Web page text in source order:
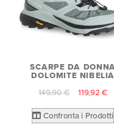
SCARPE DA
DOLOMITE NIBELIA
149,90 €
119,92 €
Confronta i Prodotti